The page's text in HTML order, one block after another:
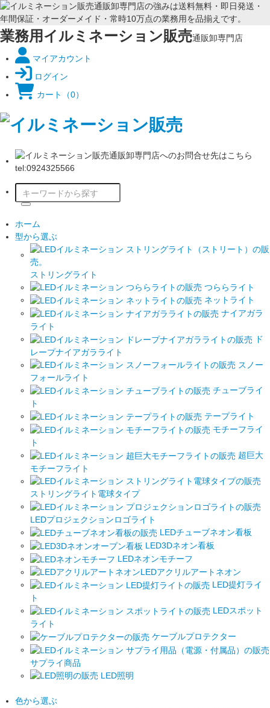
業務用イルミネーション販売通販卸専門店
マイアカウント
ログイン
カート
（0）
ホーム
型から選ぶ
ストリングライト
つららライト
ネットライト
ナイアガラ
ライト
ド
レープナイアガラライト
スノー
フォールライト
チューブライ
ト
テープライト
モチーフライ
ト
超巨大
モチーフライト
ストリングライト電球タイプ
LEDプロジェクションロゴライト
LEDチューブネオン看板
LED3Dネオン看板
LEDネオンモチーフ
LEDアクリルアートネオン
LED提灯ライ
ト
LEDスポット
ライト
ケーブルプロテクター
サプライ商品
LED照明
色から選ぶ